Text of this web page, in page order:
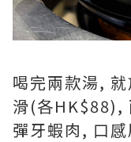
喝完兩款湯,
滑(各HK$88),
彈牙蝦肉, 口